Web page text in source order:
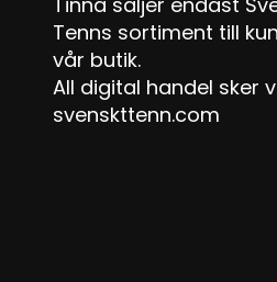
Tenns sortiment till
vår butik.
All digital handel sker
svenskttenn.com